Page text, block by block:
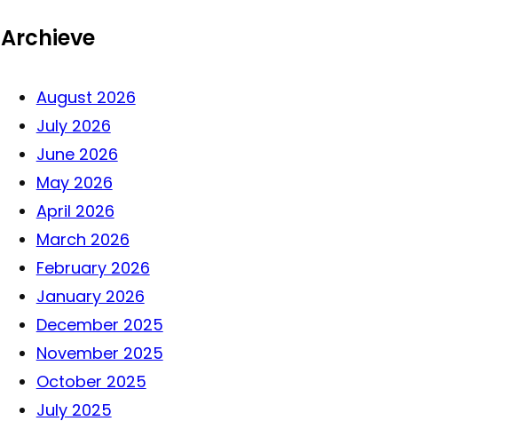
Archieve
August 2026
July 2026
June 2026
May 2026
April 2026
March 2026
February 2026
January 2026
December 2025
November 2025
October 2025
July 2025